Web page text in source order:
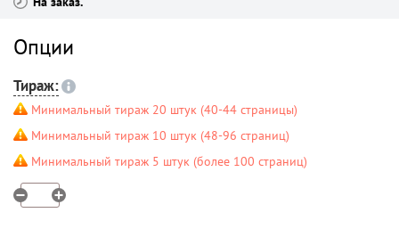
Опции
Тираж:
Минимальный тираж 20 штук (40-44 страницы)
Минимальный тираж 10 штук (48-96 страниц)
Минимальный тираж 5 штук (более 100 страниц)